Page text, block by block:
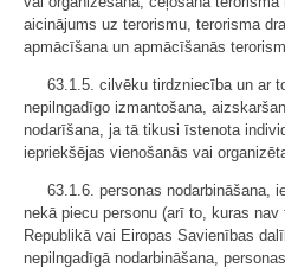
aicinājums uz terorismu, terorisma
apmācīšana un apmācīšanās
63.1.5. cilvēku tirdzniecība un ar
nepilngadīgo izmantošana,
nodarīšana, ja tā tikusi īstenota
iepriekšējas vienošanās vai
63.1.6. personas nodarbināšana,
nekā piecu personu (arī to, kuras
Republikā vai Eiropas Savienības
nepilngadīgā nodarbināšana,